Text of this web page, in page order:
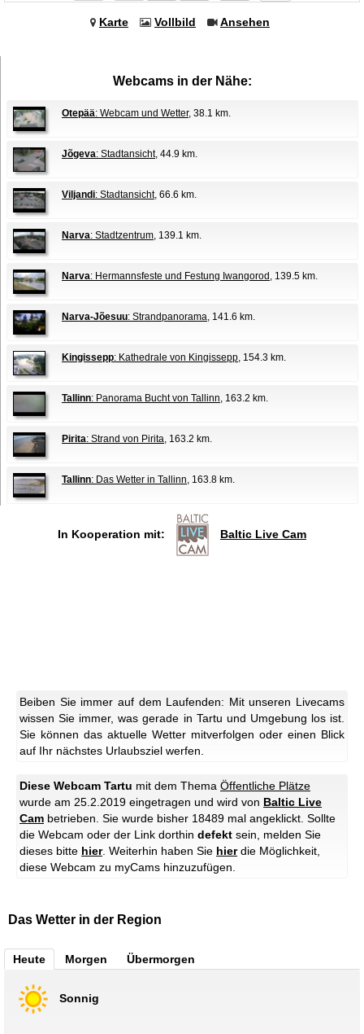
Karte Vollbild Ansehen
Webcams in der Nähe:
Otepää: Webcam und Wetter, 38.1 km.
Jõgeva: Stadtansicht, 44.9 km.
Viljandi: Stadtansicht, 66.6 km.
Narva: Stadtzentrum, 139.1 km.
Narva: Hermannsfeste und Festung Iwangorod , 139.5 km.
Narva-Jõesuu: Strandpanorama, 141.6 km.
Kingissepp: Kathedrale von Kingissepp, 154.3 km.
Tallinn: Panorama Bucht von Tallinn, 163.2 km.
Pirita: Strand von Pirita, 163.2 km.
Tallinn: Das Wetter in Tallinn, 163.8 km.
In Kooperation mit: Baltic Live Cam
Beiben Sie immer auf dem Laufenden: Mit unseren Livecams
wissen Sie immer, was gerade in Tartu und Umgebung los ist.
Sie können das aktuelle Wetter mitverfolgen oder einen Blick
auf Ihr nächstes Urlaubsziel werfen.
Diese Webcam Tartu mit dem Thema Öffentliche Plätze
wurde am 25.2.2019 eingetragen und wird von Baltic Live
Cam betrieben. Sie wurde bisher 18489 mal angeklickt. Sollte
die Webcam oder der Link dorthin defekt sein, melden Sie
dieses bitte hier. Weiterhin haben Sie hierdie Möglichkeit,
diese Webcam zu myCams hinzuzufügen.
Das Wetter in der Region
Heute Morgen Übermorgen
Sonnig